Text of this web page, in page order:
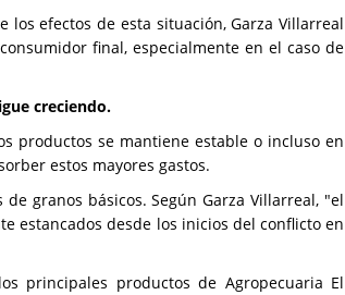
efectos de esta situación, Garza Villarreal
final, especialmente en el caso de
creciendo.
productos se mantiene estable o incluso en
estos mayores gastos.
granos básicos. Según Garza Villarreal, "el
estancados desde los inicios del conflicto en
principales productos de Agropecuaria El